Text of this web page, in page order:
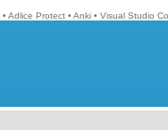
• Adlice Protect • Anki • Visual Studio